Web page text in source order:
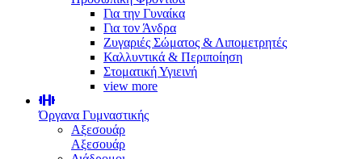
Για την Γυναίκα
Για τον Άνδρα
Ζυγαριές Σώματος & Λιπομετρητές
Καλλυντικά & Περιποίηση
Στοματική Υγιεινή
view more
Όργανα Γυμναστικής
Αξεσουάρ
Αξεσουάρ